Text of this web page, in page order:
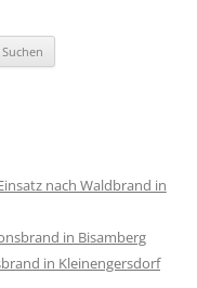
nach Waldbrand in
in Bisamberg
in Kleinengersdorf